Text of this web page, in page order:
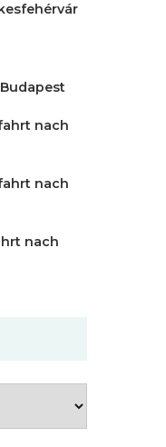
nach
nach
nach